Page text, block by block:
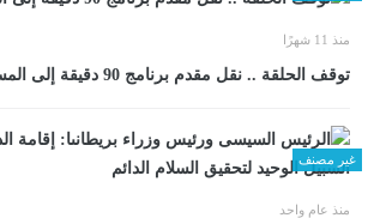
منذ 11 شهرًا
توقف الحلقة .. نقل مقدم برنامج 90 دقيقة إلى المستشفى في وعكة
غير مصنف
منذ عام واحد